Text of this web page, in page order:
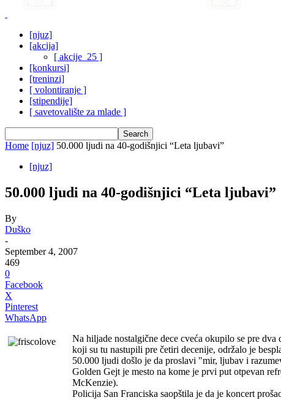
[njuz]
[akcija]
[ akcije_25 ]
[konkursi]
[treninzi]
[ volontiranje ]
[stipendije]
[ savetovalište za mlade ]
Home [njuz] 50.000 ljudi na 40-godišnjici “Leta ljubavi”
[njuz]
50.000 ljudi na 40-godišnjici “Leta ljubavi”
By
Duško
-
September 4, 2007
469
0
Facebook
X
Pinterest
WhatsApp
Na hiljade nostalgične dece cveća okupilo se pre
koji su tu nastupili pre četiri decenije, održalo je
50.000 ljudi došlo je da proslavi "mir, ljubav i
Golden Gejt je mesto na kome je prvi put otpevan
McKenzie).
Policija San Franciska saopštila je da je koncert